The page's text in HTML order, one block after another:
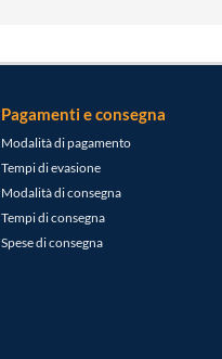
Pagamenti e consegna
Modalità di pagamento
Tempi di evasione
Modalità di consegna
Tempi di consegna
Spese di consegna